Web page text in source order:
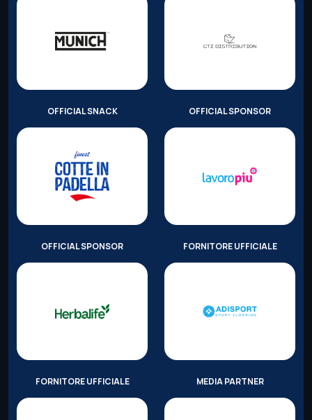
OFFICIAL SNACK OFFICIAL SPONSOR
OFFICIAL SPONSOR FORNITORE UFFICIALE
FORNITORE UFFICIALE MEDIA PARTNER